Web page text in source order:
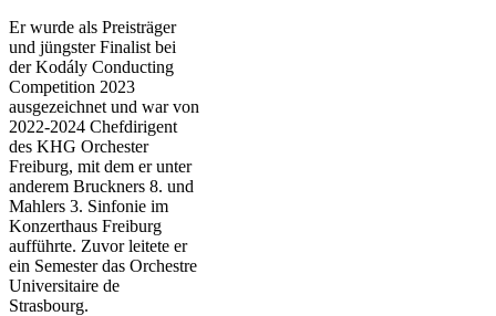
Er wurde als Preisträger
und jüngster Finalist bei
der Kodály Conducting
Competition 2023
ausgezeichnet und war von
2022-2024 Chefdirigent
des KHG Orchester
Freiburg, mit dem er unter
anderem Bruckners 8. und
Mahlers 3. Sinfonie im
Konzerthaus Freiburg
aufführte. Zuvor leitete er
ein Semester das Orchestre
Universitaire de
Strasbourg.